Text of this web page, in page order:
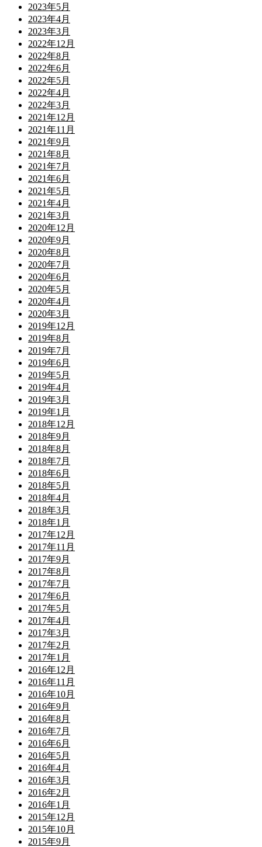
2023年5月
2023年4月
2023年3月
2022年12月
2022年8月
2022年6月
2022年5月
2022年4月
2022年3月
2021年12月
2021年11月
2021年9月
2021年8月
2021年7月
2021年6月
2021年5月
2021年4月
2021年3月
2020年12月
2020年9月
2020年8月
2020年7月
2020年6月
2020年5月
2020年4月
2020年3月
2019年12月
2019年8月
2019年7月
2019年6月
2019年5月
2019年4月
2019年3月
2019年1月
2018年12月
2018年9月
2018年8月
2018年7月
2018年6月
2018年5月
2018年4月
2018年3月
2018年1月
2017年12月
2017年11月
2017年9月
2017年8月
2017年7月
2017年6月
2017年5月
2017年4月
2017年3月
2017年2月
2017年1月
2016年12月
2016年11月
2016年10月
2016年9月
2016年8月
2016年7月
2016年6月
2016年5月
2016年4月
2016年3月
2016年2月
2016年1月
2015年12月
2015年10月
2015年9月